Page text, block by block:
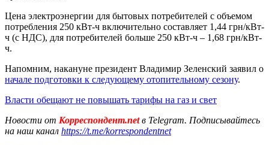
Цена электроэнергии для бытовых потребителей с объемом
потребления 250 кВт-ч включительно составляет 1,44 грн/кВт-
ч (с НДС), для потребителей больше 250 кВт-ч – 1,68 грн/кВт-
ч.
Напомним, накануне президент Владимир Зеленский заявил о
начале подготовки к следующему отопительному сезону.
Власти обещают не повышать тарифы на газ и свет
Новости от Корреспондент.netв Telegram. Подписывайтесь
на наш канал https://t.me/korrespondentnet